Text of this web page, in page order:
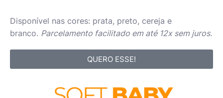
Disponível nas cores: prata, preto, cereja e
branco. Parcelamento facilitado em até 12x sem juros.
QUERO ESSE!